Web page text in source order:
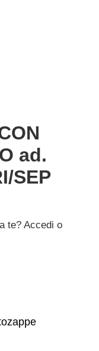
ad.
SEP
te? Accedi o